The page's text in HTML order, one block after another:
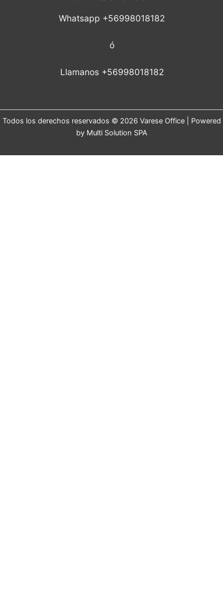
Whatsapp +56998018182
ó
Llamanos +56998018182
Todos los derechos reservados © 2026 Varese Office | Powered
by Multi Solution SPA